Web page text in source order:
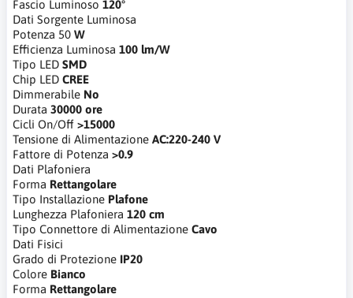
Fascio Luminoso 120°
Dati Sorgente Luminosa
Potenza 50 W
Efficienza Luminosa 100 lm/W
Tipo LED SMD
Chip LED CREE
Dimmerabile No
Durata 30000 ore
Cicli On/Off >15000
Tensione di Alimentazione AC:220-240 V
Fattore di Potenza >0.9
Dati Plafoniera
Forma Rettangolare
Tipo Installazione Plafone
Lunghezza Plafoniera 120 cm
Tipo Connettore di Alimentazione Cavo
Dati Fisici
Grado di Protezione IP20
Colore Bianco
Forma Rettangolare